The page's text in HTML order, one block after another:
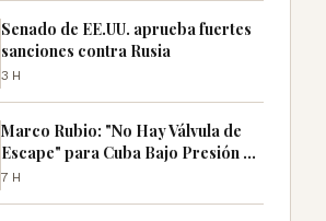
Senado de EE.UU. aprueba fuertes
sanciones contra Rusia
3H
Marco Rubio: "No Hay Válvula de
Escape" para Cuba Bajo Presión de
EE.UU.
7H